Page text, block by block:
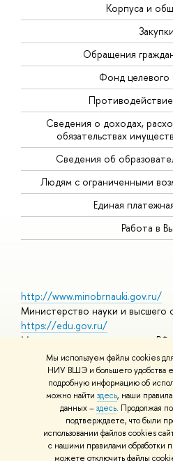
Мы используем файлы cookies
НИУ ВШЭ и большего удобства
подробную информацию об
можно найти здесь, наши
данных –здесь. Продолжая
подтверждаете, что были
использовании файлов cookies
с нашими правилами обработки
можете отключить файлы
Корпуса и
Закупки
Обращения
Фонд целевого
Сведения о доходах,
обязательствах
Сведения об
Людям с ограниченными
Единая
Работа в
http://www.minobrnauki.gov.ru/
Министерство науки и высшего
https://edu.gov.ru/
Министерство просвещения РФ
https://elearning.hse.ru/mooc
Массовые открытые онлайн-
© НИУ ВШЭ 1993–2026 Адреса и
использования материалов
Шрифты HSE Sans и HSE Slab